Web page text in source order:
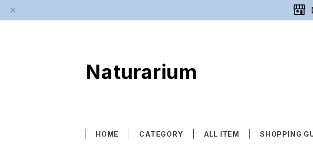
Naturarium
HOME CATEGORY ALL ITEM SHOPPING